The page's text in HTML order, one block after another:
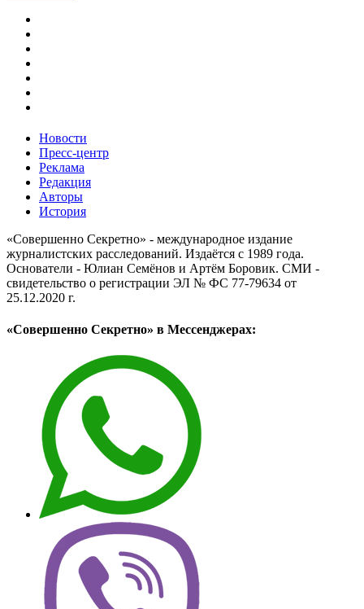
Новости
Пресс-центр
Реклама
Редакция
Авторы
История
«Совершенно Секретно» - международное издание
журналистских расследований. Издаётся с 1989 года.
Основатели - Юлиан Семёнов и Артём Боровик. CМИ -
свидетельство о регистрации ЭЛ № ФС 77-79634 от
25.12.2020 г.
«Совершенно Секретно» в Мессенджерах: